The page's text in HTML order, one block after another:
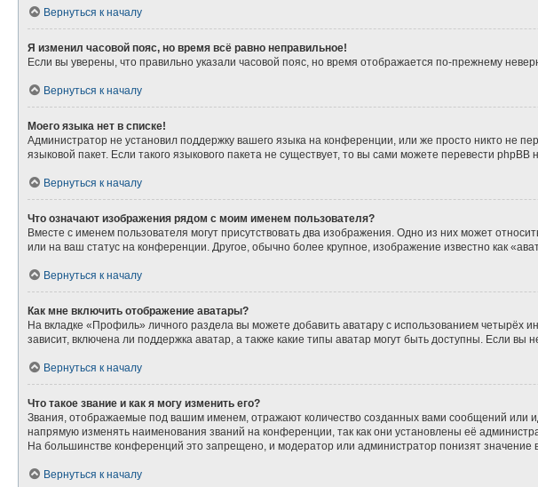
Вернуться к началу
Я изменил часовой пояс, но время всё равно неправильное!
Если вы уверены, что правильно указали часовой пояс, но время отображается по-прежнему
Вернуться к началу
Моего языка нет в списке!
Администратор не установил поддержку вашего языка на конференции, или же просто никто не
языковой пакет. Если такого языкового пакета не существует, то вы сами можете перевести
Вернуться к началу
Что означают изображения рядом с моим именем пользователя?
Вместе с именем пользователя могут присутствовать два изображения. Одно из них может
или на ваш статус на конференции. Другое, обычно более крупное, изображение известно как
Вернуться к началу
Как мне включить отображение аватары?
На вкладке «Профиль» личного раздела вы можете добавить аватару с использованием четырёх
зависит, включена ли поддержка аватар, а также какие типы аватар могут быть доступны. Если
Вернуться к началу
Что такое звание и как я могу изменить его?
Звания, отображаемые под вашим именем, отражают количество созданных вами сообщений
напрямую изменять наименования званий на конференции, так как они установлены её
На большинстве конференций это запрещено, и модератор или администратор понизят значение
Вернуться к началу